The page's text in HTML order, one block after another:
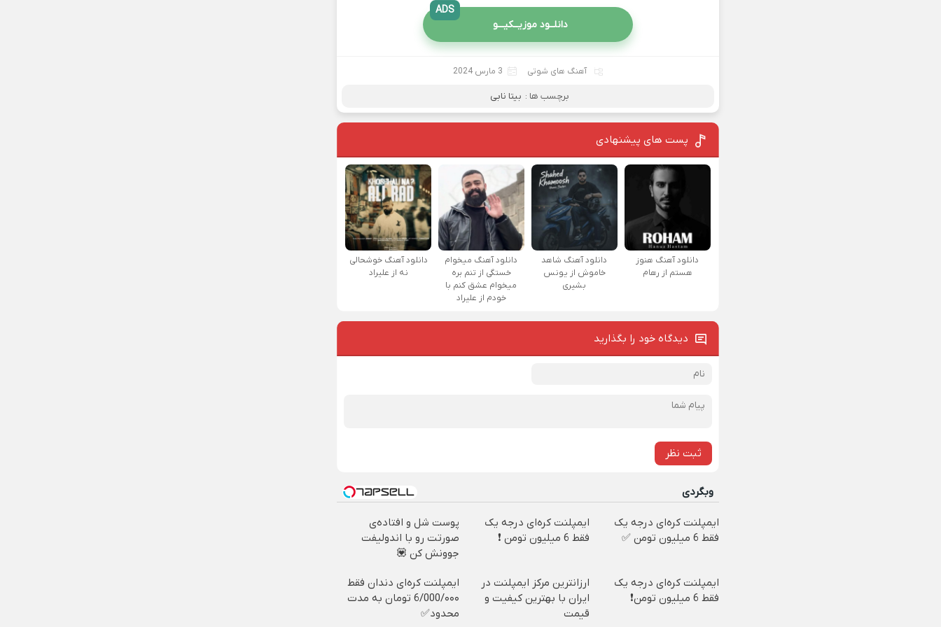
دانلــود موزیــکیـــو
ADS
آهنگ های شوتی 3 مارس 2024
برچسب ها : بیتا نابی
پست های پیشنهادی
دانلود آهنگ هنوز
هستم از رهام
دانلود آهنگ شاهد
خاموش از یونس
بشیری
دانلود آهنگ میخوام
خستگی از تنم بره
میخوام عشق کنم با
خودم از علیراد
دانلود آهنگ خوشحالی
نه از علیراد
دیدگاه خود را بگذارید
ثبت نظر
وبگردی
ایمپلنت کره‌ای درجه یک
فقط 6 میلیون تومن ✅
ایمپلنت کره‌ای درجه یک
فقط 6 میلیون تومن ❗
پوست شل و افتاده‌ی
صورتت رو با اندولیفت
جوونش کن 💟
ایمپلنت کره‌ای درجه یک
فقط 6 میلیون تومن❗
ارزانترین مرکز ایمپلنت در
ایران با بهترین کیفیت و
قیمت
ایمپلنت کره‌ای دندان فقط
6/000/۰۰۰ تومان به مدت
محدود✅